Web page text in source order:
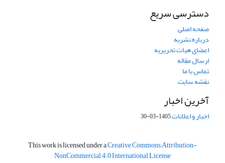
دسترسی سریع
صفحه اصلی
درباره نشریه
اعضای هیات تحریریه
ارسال مقاله
تماس با ما
نقشه سایت
آخرین اخبار
اخبار و اعلانات1405-03-30
This work is licensed under aCreative Commons Attribution-
NonCommercial 4.0 International License